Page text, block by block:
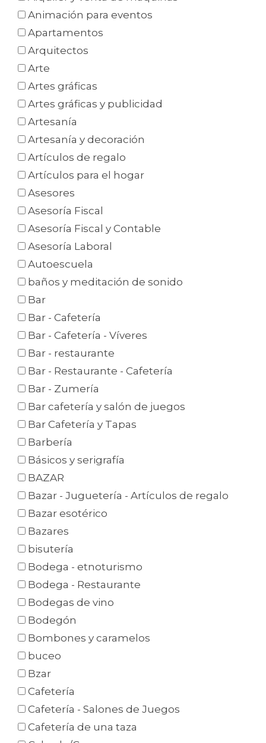
Animación para eventos
Apartamentos
Arquitectos
Arte
Artes gráficas
Artes gráficas y publicidad
Artesanía
Artesanía y decoración
Artículos de regalo
Artículos para el hogar
Asesores
Asesoría Fiscal
Asesoría Fiscal y Contable
Asesoría Laboral
Autoescuela
baños y meditación de sonido
Bar
Bar - Cafetería
Bar - Cafetería - Víveres
Bar - restaurante
Bar - Restaurante - Cafetería
Bar - Zumería
Bar cafetería y salón de juegos
Bar Cafetería y Tapas
Barbería
Básicos y serigrafía
BAZAR
Bazar - Juguetería - Artículos de regalo
Bazar esotérico
Bazares
bisutería
Bodega - etnoturismo
Bodega - Restaurante
Bodegas de vino
Bodegón
Bombones y caramelos
buceo
Bzar
Cafetería
Cafetería - Salones de Juegos
Cafetería de una taza